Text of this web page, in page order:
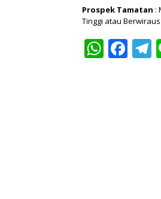
Prospek Tamatan :
Tinggi atau